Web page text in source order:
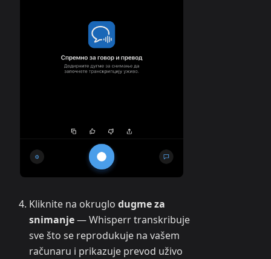
Kliknite na okruglo dugme za
snimanje— Whisperr transkribuje
sve što se reprodukuje na vašem
računaru i prikazuje prevod uživo